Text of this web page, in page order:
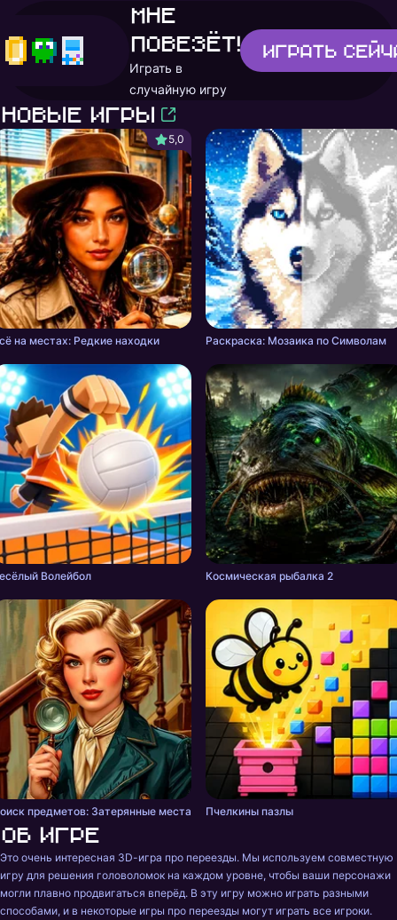
Мне
повезёт!
Играть в
случайную игру
Играть
Новые игры
5,0
на местах: Редкие находки Раскраска: Мозаика по Символам
Волейбол Космическая рыбалка 2
предметов: Затерянные места Пчелкины пазлы
Об игре
Это очень интересная 3D-игра про переезды. Мы используем совместную
игру для решения головоломок на каждом уровне, чтобы ваши персонажи
могли плавно продвигаться вперёд. В эту игру можно играть разными
способами, и в некоторые игры про переезды могут играть все игроки.